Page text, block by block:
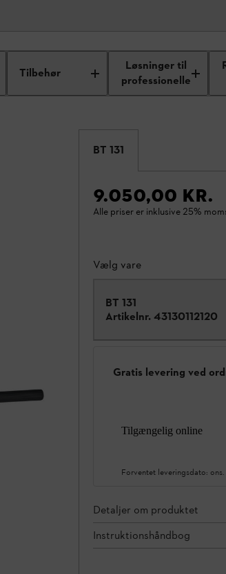
Tilbehør
Løsninger til
professionelle
BT 131
9.050,00 KR.
Alle priser er inklusive 25%
Vælg vare
BT 131
Artikelnr. 43130112120
Gratis levering ved
Tilgængelig online
Forventet leveringsdato:
Detaljer om produktet
Instruktionshåndbog